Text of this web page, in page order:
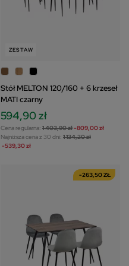
ZESTAW
Stół MELTON 120/160 + 6 krzeseł
MATI czarny
594,90 zł
Cena regularna: 1 403,90 zł-809,00 zł
Najniższa cena z 30 dni: 1 134,20 zł
-539,30 zł
-263,50 ZŁ